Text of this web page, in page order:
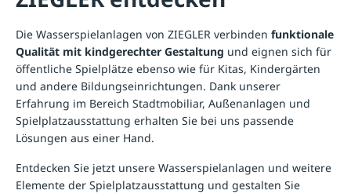
Die Wasserspielanlagen von ZIEGLER verbinden funktionale
Qualität mit kindgerechter Gestaltung und eignen sich für
öffentliche Spielplätze ebenso wie für Kitas, Kindergärten
und andere Bildungseinrichtungen. Dank unserer
Erfahrung im Bereich Stadtmobiliar, Außenanlagen und
Spielplatzausstattung erhalten Sie bei uns passende
Lösungen aus einer Hand.
Entdecken Sie jetzt unsere Wasserspielanlagen und weitere
Elemente der Spielplatzausstattung und gestalten Sie